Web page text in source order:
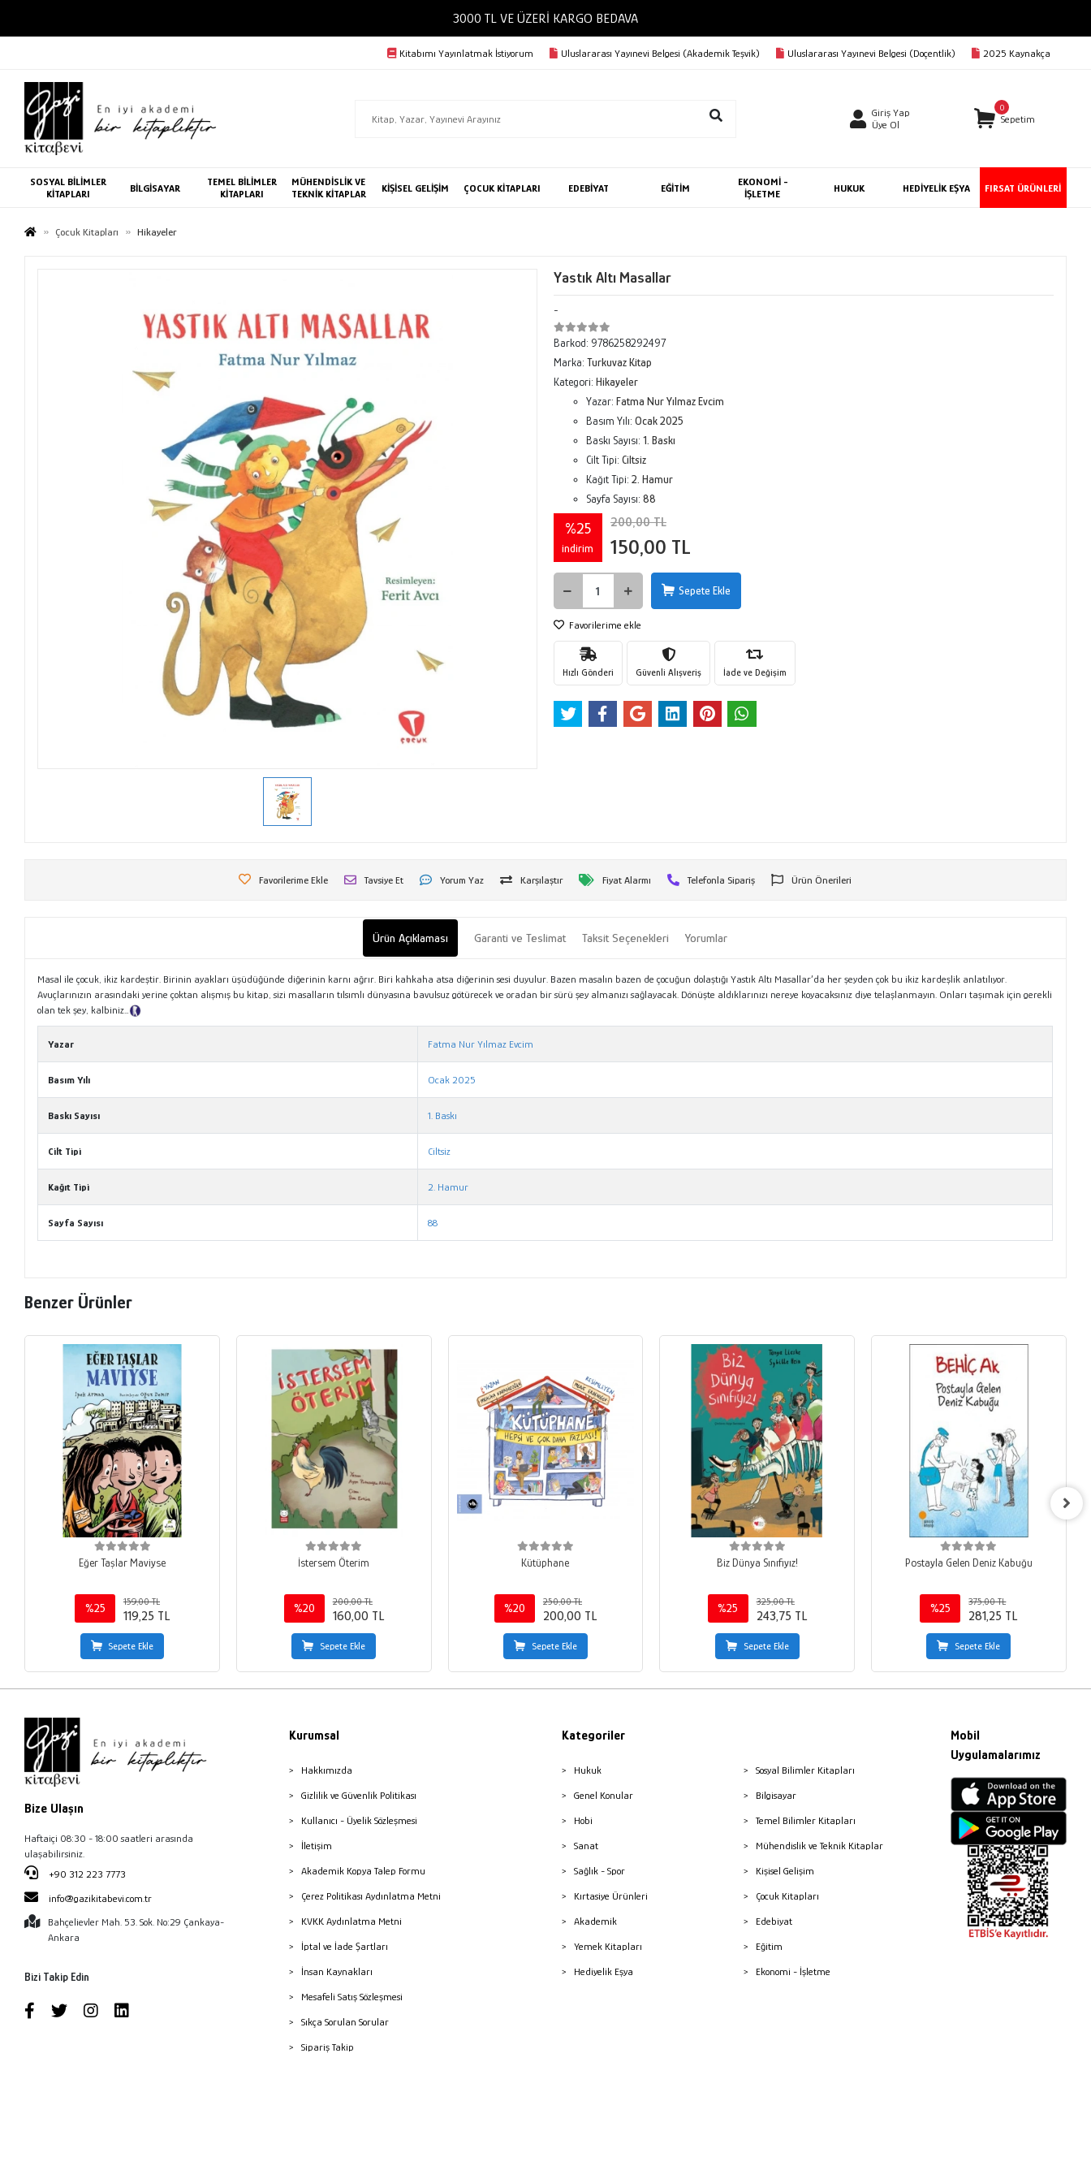
3000 TL VE ÜZERİ KARGO BEDAVA
Kitabımı Yayınlatmak İstiyorum Uluslararası Yayınevi Belgesi (Akademik Teşvik) Uluslararası Yayınevi Belgesi (Doçentlik) 2025 Kaynakça
Giriş Yap
Üye Ol
0
Sepetim
SOSYAL BİLİMLER
KİTAPLARI
BİLGİSAYAR
TEMEL BİLİMLER
KİTAPLARI
MÜHENDİSLİK VE
TEKNİK KİTAPLAR
KİŞİSEL GELİŞİM ÇOCUK KİTAPLARI EDEBİYAT EĞİTİM
EKONOMİ -
İŞLETME
HUKUK HEDİYELİK EŞYA FIRSAT ÜRÜNLERİ
Çocuk Kitapları Hikayeler
Yastık Altı Masallar
-
Barkod: 9786258292497
Marka: Turkuvaz Kitap
Kategori: Hikayeler
Yazar: Fatma Nur Yılmaz Evcim
Basım Yılı: Ocak 2025
Baskı Sayısı: 1. Baskı
Cilt Tipi: Ciltsiz
Kağıt Tipi: 2. Hamur
Sayfa Sayısı: 88
%25
indirim
200,00 TL
150,00 TL
Sepete Ekle
Favorilerime ekle
Hızlı Gönderi Güvenli Alışveriş İade ve Değişim
Favorilerime Ekle Tavsiye Et Yorum Yaz Karşılaştır Fiyat Alarmı Telefonla Sipariş Ürün Önerileri
Ürün Açıklaması Garanti ve Teslimat Taksit Seçenekleri Yorumlar
Masal ile çocuk, ikiz kardeştir. Birinin ayakları üşüdüğünde diğerinin karnı ağrır. Biri kahkaha atsa diğerinin sesi duyulur. Bazen masalın bazen de çocuğun dolaştığı Yastık Altı Masallar’da her şeyden çok bu ikiz kardeşlik anlatılıyor.
Avuçlarınızın arasındaki yerine çoktan alışmış bu kitap, sizi masalların tılsımlı dünyasına bavulsuz götürecek ve oradan bir sürü şey almanızı sağlayacak. Dönüşte aldıklarınızı nereye koyacaksınız diye telaşlanmayın. Onları taşımak için gerekli
olan tek şey, kalbiniz…
Yazar Fatma Nur Yılmaz Evcim
Basım Yılı Ocak 2025
Baskı Sayısı 1. Baskı
Cilt Tipi Ciltsiz
Kağıt Tipi 2. Hamur
Sayfa Sayısı 88
Benzer Ürünler
Eğer Taşlar Maviyse
%25
159,00 TL
119,25 TL
Sepete Ekle
İstersem Öterim
%20
200,00 TL
160,00 TL
Sepete Ekle
Kütüphane
%20
250,00 TL
200,00 TL
Sepete Ekle
Biz Dünya Sınıfıyız!
%25
325,00 TL
243,75 TL
Sepete Ekle
Postayla Gelen Deniz Kabuğu
%25
375,00 TL
281,25 TL
Sepete Ekle
Bize Ulaşın
Haftaiçi 08:30 - 18:00 saatleri arasında
ulaşabilirsiniz.
+90 312 223 7773
info@gazikitabevi.com.tr
Bahçelievler Mah. 53. Sok. No:29 Çankaya-
Ankara
Bizi Takip Edin
Kurumsal
Hakkımızda
Gizlilik ve Güvenlik Politikası
Kullanıcı - Üyelik Sözleşmesi
İletişim
Akademik Kopya Talep Formu
Çerez Politikası Aydınlatma Metni
KVKK Aydınlatma Metni
İptal ve İade Şartları
İnsan Kaynakları
Mesafeli Satış Sözleşmesi
Sıkça Sorulan Sorular
Sipariş Takip
Kategoriler
Hukuk
Genel Konular
Hobi
Sanat
Sağlık - Spor
Kırtasiye Ürünleri
Akademik
Yemek Kitapları
Hediyelik Eşya
Sosyal Bilimler Kitapları
Bilgisayar
Temel Bilimler Kitapları
Mühendislik ve Teknik Kitaplar
Kişisel Gelişim
Çocuk Kitapları
Edebiyat
Eğitim
Ekonomi - İşletme
Mobil
Uygulamalarımız